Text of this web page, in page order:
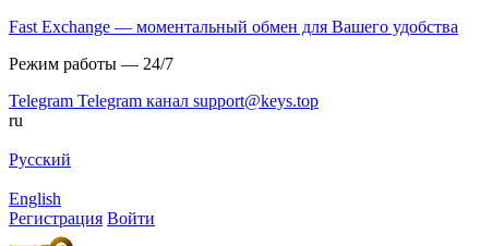
Fast Exchange — моментальный обмен для Вашего удобства
Режим работы — 24/7
Telegram Telegram канал support@keys.top
ru
Русский
English
Регистрация Войти